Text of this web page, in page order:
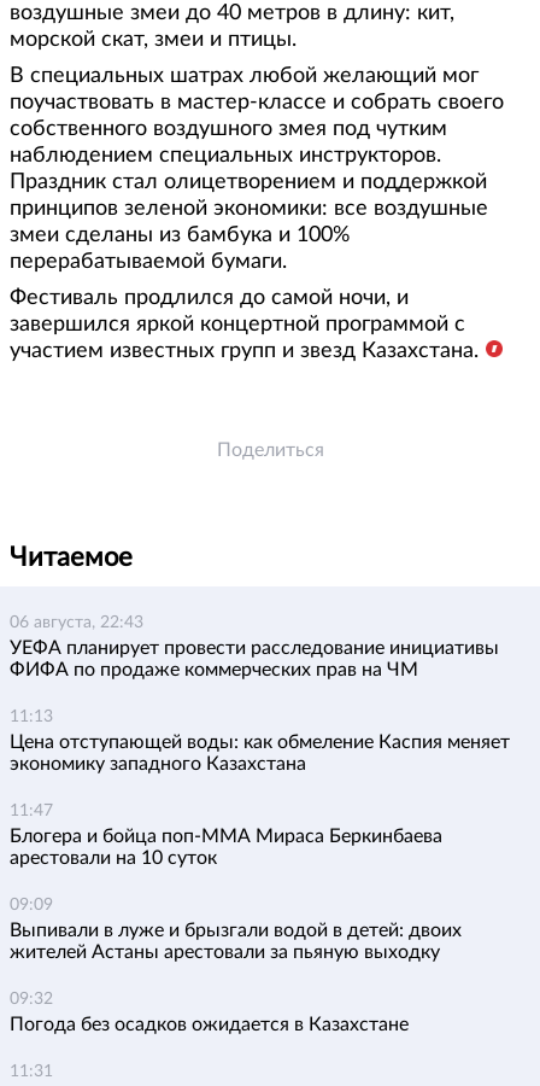
воздушные змеи до 40 метров в длину: кит,
морской скат, змеи и птицы.
В специальных шатрах любой желающий мог
поучаствовать в мастер-классе и собрать своего
собственного воздушного змея под чутким
наблюдением специальных инструкторов.
Праздник стал олицетворением и поддержкой
принципов зеленой экономики: все воздушные
змеи сделаны из бамбука и 100%
перерабатываемой бумаги.
Фестиваль продлился до самой ночи, и
завершился яркой концертной программой с
участием известных групп и звезд Казахстана.
Поделиться
Читаемое
06 августа, 22:43
УЕФА планирует провести расследование инициативы
ФИФА по продаже коммерческих прав на ЧМ
11:13
Цена отступающей воды: как обмеление Каспия меняет
экономику западного Казахстана
11:47
Блогера и бойца поп-ММА Мираса Беркинбаева
арестовали на 10 суток
09:09
Выпивали в луже и брызгали водой в детей: двоих
жителей Астаны арестовали за пьяную выходку
09:32
Погода без осадков ожидается в Казахстане
11:31